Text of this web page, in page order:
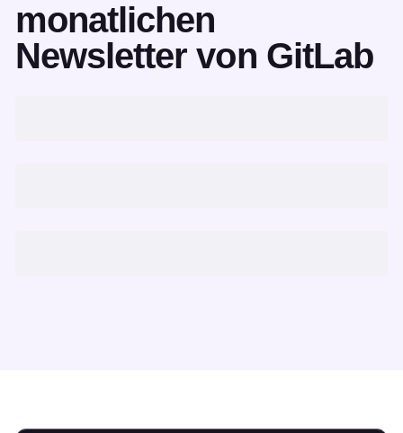
monatlichen
Newsletter von GitLab